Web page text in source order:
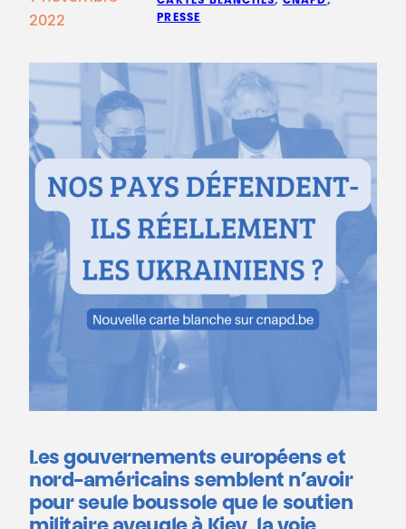
2022
PRESSE
Les gouvernements européens et
nord-américains semblent n’avoir
pour seule boussole que le soutien